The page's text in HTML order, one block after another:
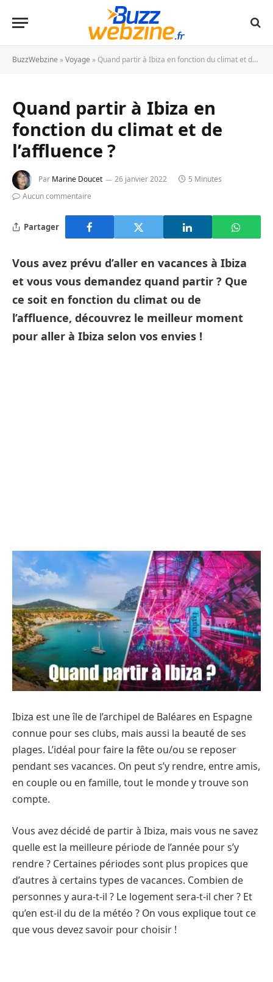
BuzzWebzine »Voyage » Quand partir à Ibiza en fonction du climat et de l’affluence ?
Quand partir à Ibiza en
fonction du climat et de
l’affluence ?
Par Marine Doucet 26 janvier 2022
5 Minutes
Aucun commentaire
Partager
Vous avez prévu d’aller en vacances à Ibiza
et vous vous demandez quand partir ? Que
ce soit en fonction du climat ou de
l’affluence, découvrez le meilleur moment
pour aller à Ibiza selon vos envies !
Ibiza est une île de l’archipel de Baléares en Espagne
connue pour ses clubs, mais aussi la beauté de ses
plages. L’idéal pour faire la fête ou/ou se reposer
pendant ses vacances. On peut s’y rendre, entre amis,
en couple ou en famille, tout le monde y trouve son
compte.
Vous avez décidé de partir à Ibiza, mais vous ne savez
quelle est la meilleure période de l’année pour s’y
rendre ? Certaines périodes sont plus propices que
d’autres à certains types de vacances. Combien de
personnes y aura-t-il ? Le logement sera-t-il cher ? Et
qu’en est-il du de la météo ? On vous explique tout ce
que vous devez savoir pour choisir !